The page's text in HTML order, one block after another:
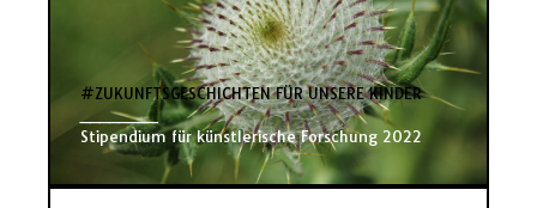
#ZUKUNFTSGESCHICHTEN FÜR UNSERE KINDER
________
Stipendium für künstlerische Forschung 2022